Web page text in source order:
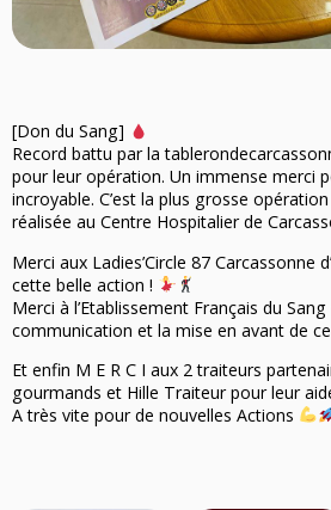
[Don du Sang]
Record battu par la
pour leur opération. Un immense merci
incroyable. C’est la plus grosse
réalisée au Centre Hospitalier de
Merci aux Ladies’Circle 87 Carcassonne
cette belle action !
Merci à l’Etablissement Français du
communication et la mise en avant de
Et enfin M E R C I aux 2 traiteurs
gourmands et Hille Traiteur pour leur
A très vite pour de nouvelles Actions